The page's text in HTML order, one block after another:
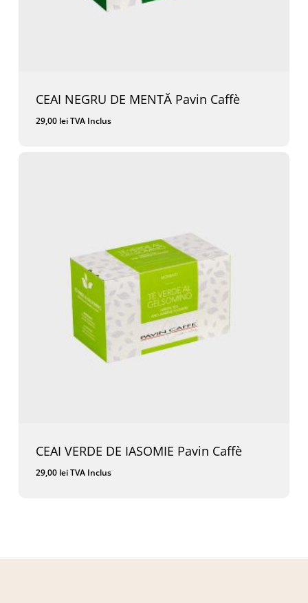
CEAI NEGRU DE MENTĂ Pavin Caffè
29,00 leiTVA Inclus
CEAI VERDE DE IASOMIE Pavin Caffè
29,00 leiTVA Inclus